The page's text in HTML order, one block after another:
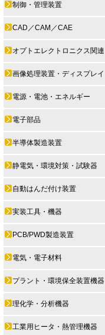
制御・管理装置
CAD／CAM／CAE
オプトエレクトロニクス関連
画像処理装置・ディスプレイ
電源・電池・エネルギー
電子部品
半導体製造装置
静電気・環境対策・試験器
自動はんだ付け装置
実装工具・機器
PCB/PWD製造装置
電気・電子材料
プラント・環境保全装置機器
理化学・分析機器
工業用ヒータ・熱管理機器